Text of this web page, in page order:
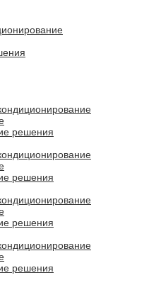
решения
решения
решения
решения